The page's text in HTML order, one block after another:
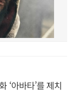
‘아바타’를 제치